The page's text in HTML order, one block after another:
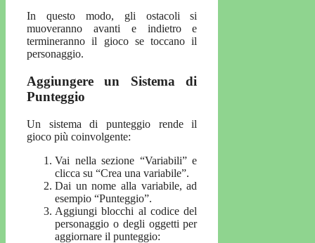
In questo modo, gli ostacoli si
muoveranno avanti e indietro e
termineranno il gioco se toccano il
personaggio.
Aggiungere un Sistema di
Punteggio
Un sistema di punteggio rende il
gioco più coinvolgente:
Vai nella sezione “Variabili” e
clicca su “Crea una variabile”.
Dai un nome alla variabile, ad
esempio “Punteggio”.
Aggiungi blocchi al codice del
personaggio o degli oggetti per
aggiornare il punteggio: